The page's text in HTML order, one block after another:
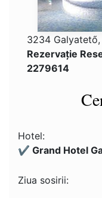
3234
Rezervaţie
2279614
Hotel:
✔️ Grand Hotel
Ziua sosirii: